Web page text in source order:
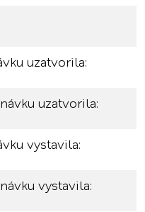
uzatvorila:
uzatvorila:
vystavila:
vystavila: